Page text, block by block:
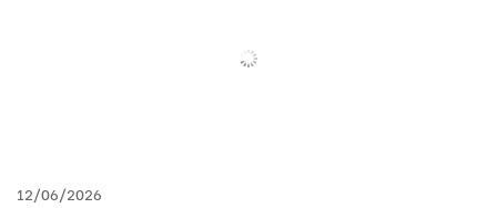
12/06/2026